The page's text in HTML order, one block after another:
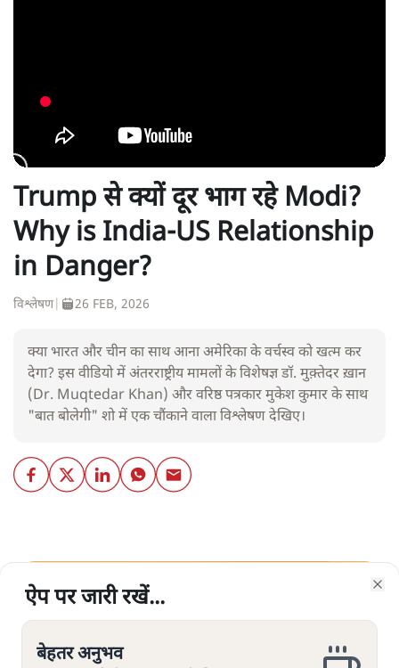
Trump से क्यों दूर भाग रहे Modi?
Why is India-US Relationship
in Danger?
विश्लेषण| 26 FEB, 2026
क्या भारत और चीन का साथ आना अमेरिका के वर्चस्व को खत्म कर
देगा? इस वीडियो में अंतरराष्ट्रीय मामलों के विशेषज्ञ डॉ. मुक़्तेदर ख़ान
(Dr. Muqtedar Khan) और वरिष्ठ पत्रकार मुकेश कुमार के साथ
"बात बोलेगी" शो में एक चौंकाने वाला विश्लेषण देखिए।
सत्य हिन्दी ऐपडाउनलोड
ऐप पर जारी रखें...
बेहतर अनुभव
ऐप पर जारी रखें...
बेहतर अनुभव
ऐप पर जारी रखें...
बेहतर अनुभव
ऐप पर जारी रखें...
बेहतर अनुभव
ऐप पर जारी रखें...
बेहतर अनुभव
ऐप पर जारी रखें...
बेहतर अनुभव